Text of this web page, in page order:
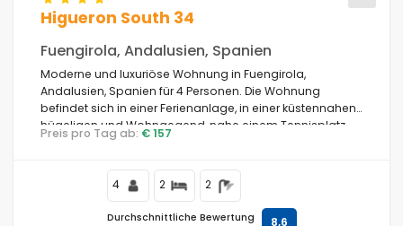
Higueron South 34
Fuengirola, Andalusien, Spanien
Moderne und luxuriöse Wohnung in Fuengirola,
Andalusien, Spanien für 4 Personen. Die Wohnung
befindet sich in einer Ferienanlage, in einer küstennahen,
hügeligen und Wohngegend, nahe einem Tennisplatz
und 2 km vom Carvajal Strand entfernt.
Preis pro Tag ab: € 157
4 2 2
Durchschnittliche Bewertung 8,6